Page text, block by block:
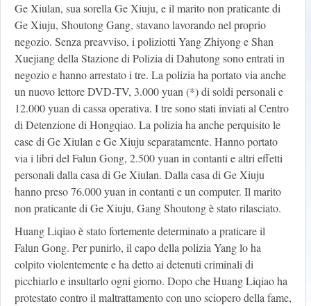
Ge Xiulan, sua sorella Ge Xiuju, e il marito non praticante di
Ge Xiuju, Shoutong Gang, stavano lavorando nel proprio
negozio. Senza preavviso, i poliziotti Yang Zhiyong e Shan
Xuejiang della Stazione di Polizia di Dahutong sono entrati in
negozio e hanno arrestato i tre. La polizia ha portato via anche
un nuovo lettore DVD-TV, 3.000 yuan (*) di soldi personali e
12.000 yuan di cassa operativa. I tre sono stati inviati al Centro
di Detenzione di Hongqiao. La polizia ha anche perquisito le
case di Ge Xiulan e Ge Xiuju separatamente. Hanno portato
via i libri del Falun Gong, 2.500 yuan in contanti e altri effetti
personali dalla casa di Ge Xiulan. Dalla casa di Ge Xiuju
hanno preso 76.000 yuan in contanti e un computer. Il marito
non praticante di Ge Xiuju, Gang Shoutong è stato rilasciato.
Huang Liqiao è stato fortemente determinato a praticare il
Falun Gong. Per punirlo, il capo della polizia Yang lo ha
colpito violentemente e ha detto ai detenuti criminali di
picchiarlo e insultarlo ogni giorno. Dopo che Huang Liqiao ha
protestato contro il maltrattamento con uno sciopero della fame,